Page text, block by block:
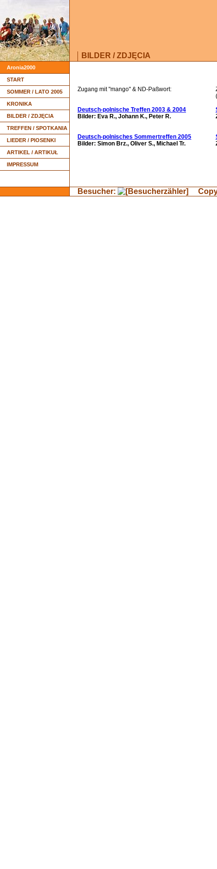
BILDER / ZDJĘCIA
Aronia2000
START
SOMMER / LATO 2005
KRONIKA
BILDER / ZDJĘCIA
TREFFEN / SPOTKANIA
LIEDER / PIOSENKI
ARTIKEL / ARTIKUŁ
IMPRESSUM
Zugang mit "mango" & ND-Paßwort:
Deutsch-polnische Treffen 2003 & 2004
Bilder: Eva R., Johann K., Peter R.
Deutsch-polnisches Sommertreffen 2005
Bilder: Simon Brz., Oliver S., Michael Tr.
Besucher: